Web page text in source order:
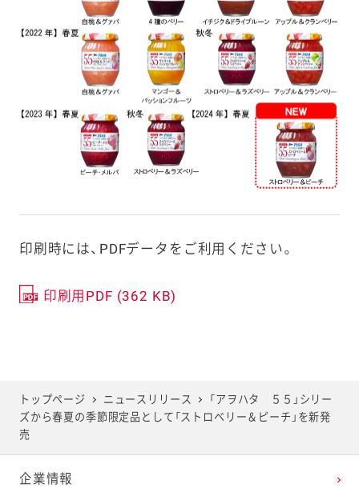
印刷時には、PDFデータをご利用ください。
印刷用PDF (362 KB)
トップページ ニュースリリース
「アヲハタ ５５」シリー
ズから春夏の季節限定品として「ストロベリー＆ピーチ」を新発
売
企業情報